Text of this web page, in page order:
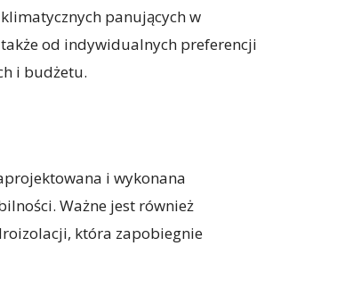
panujących w
od indywidualnych preferencji
i budżetu.
i wykonana
Ważne jest również
która zapobiegnie